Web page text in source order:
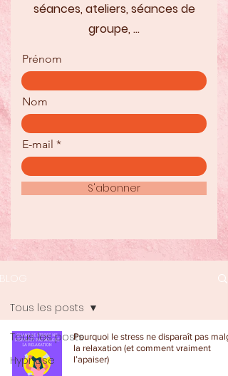
séances, ateliers, séances de
groupe, ...
Prénom
Nom
E-mail
S'abonner
BLOG
Tous les posts
Hypnose
Tous les posts
Pourquoi le stress ne disparaît pas
la relaxation (et comment vraiment
l’apaiser)